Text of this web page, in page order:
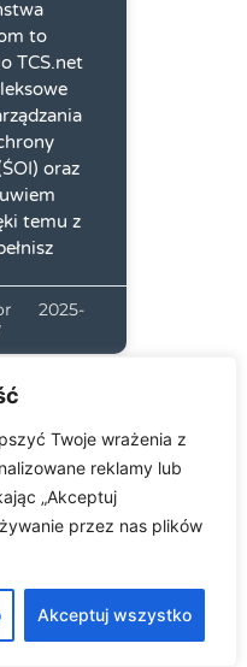
Twoje wrażenia z
reklamy lub
„Akceptuj
przez nas plików
Akceptuj wszystko
to
TCS.net
oraz
temu z
2025-